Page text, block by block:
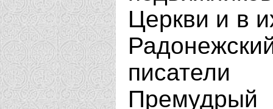
Церкви и в
писатели